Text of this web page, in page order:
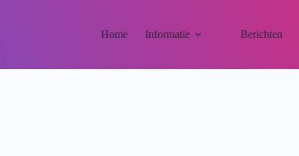
Home Informatie Berichten